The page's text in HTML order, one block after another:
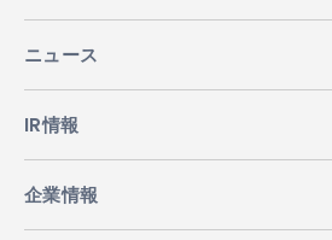
ニュース
IR情報
企業情報